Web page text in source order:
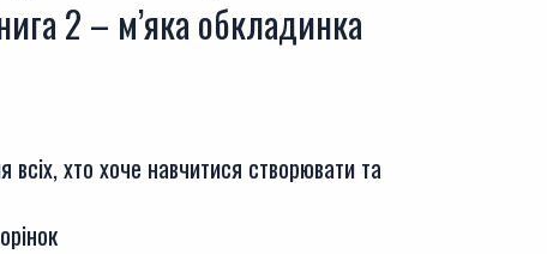
2 – м’яка обкладинка
хто хоче навчитися створювати та